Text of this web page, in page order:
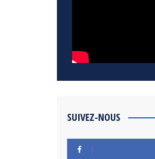
SUIVEZ-NOUS